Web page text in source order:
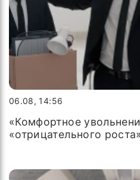
06.08, 14:56
«Комфортное
«отрицательного роста»